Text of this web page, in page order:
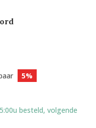
5%
besteld, volgende